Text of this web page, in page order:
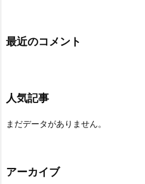
最近のコメント
人気記事
まだデータがありません。
アーカイブ